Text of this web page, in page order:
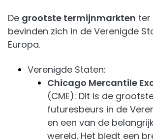
De grootste termijnmarkten ter
bevinden zich in de Verenigde
Europa.
Verenigde Staten:
Chicago Mercantile
(CME): Dit is de
futuresbeurs in de
en een van de
wereld. Het biedt een